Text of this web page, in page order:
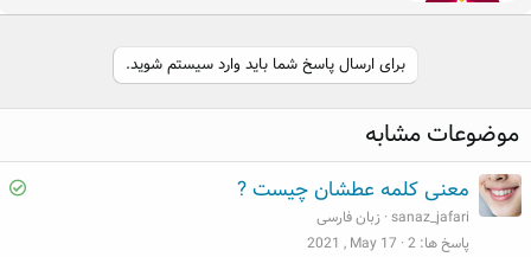
e
b
y
برای ارسال پاسخ شما باید وارد سیستم شوید.
موضوعات مشابه
S
معنی کلمه عطشان چیست ?
sanaz_jafari زبان فارسی
پاسخ ها 2
2021 , May 17